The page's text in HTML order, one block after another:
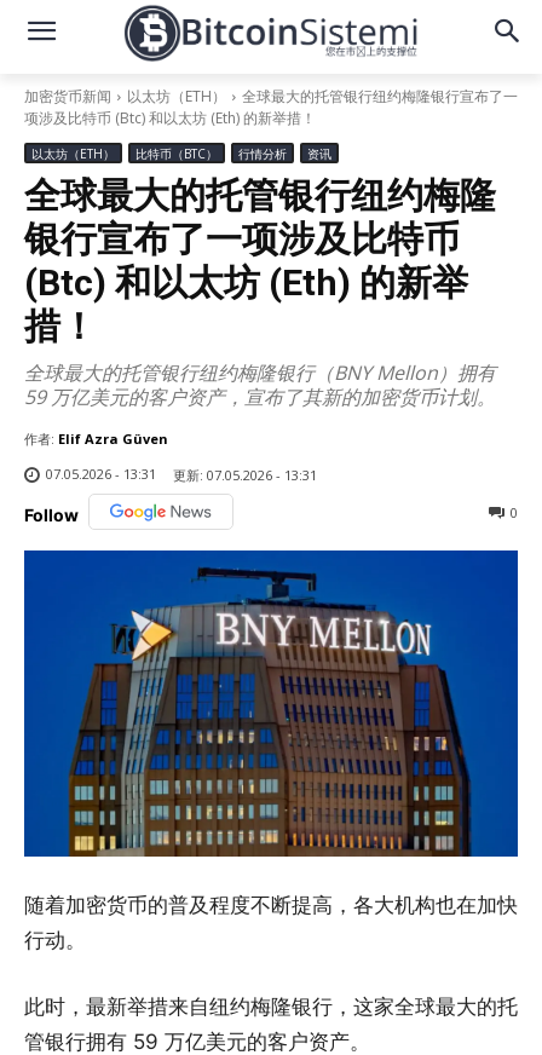
加密货币新闻 以太坊（ETH）
全球最大的托管银行纽约梅隆银行宣布了一
项涉及比特币 (Btc) 和以太坊 (Eth) 的新举措！
以太坊（ETH） 比特币（BTC） 行情分析 资讯
全球最大的托管银行纽约梅隆
银行宣布了一项涉及比特币
(Btc) 和以太坊 (Eth) 的新举
措！
全球最大的托管银行纽约梅隆银行（BNY Mellon）拥有
59 万亿美元的客户资产，宣布了其新的加密货币计划。
作者: Elif Azra Güven
07.05.2026 - 13:31
更新: 07.05.2026 - 13:31
Follow 0
随着加密货币的普及程度不断提高，各大机构也在加快
行动。
此时，最新举措来自纽约梅隆银行，这家全球最大的托
管银行拥有 59 万亿美元的客户资产。